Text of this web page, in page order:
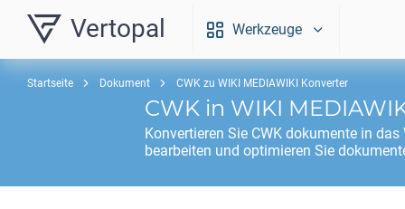
Vertopal Werkzeuge
Startseite Dokument CWK zu WIKI MEDIAWIKI Konverter
CWK in WIKI
Konvertieren Sie CWK dokumente in das
bearbeiten und optimieren Sie